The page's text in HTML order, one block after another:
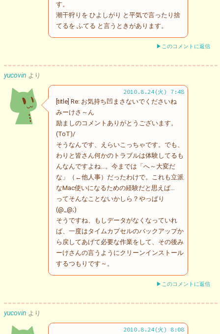
す。
潮干狩りを ひよしがり と平気で言ったり捨
てるを ふてる と言うときがあります。
▶このコメントに返信
yucovin より
2010.8.24(火) 7:48
[title] Re: お気持ち凹まさないでくださいね
みーけさ～ん
励ましのコメントありがとうございます。
(ToT)/
そうなんです、えらいこっちゃです。でも、
わりと皆さん何かのトラブルは体験してるも
んなんですよね…。今までは「へ～大変だ
な」（←他人事）だったわけで。これも立派
なMac使いになるための経験だと思えば…
ってそんなことないかしら？やっぱり
(@_@;)
そうですね、もしデータがなくなっていれ
ば、一度はタイムカプセルのバックアップか
ら戻してあげて必要な作業をして、その後み
ーけさんの言うようにクリーンインストール
するつもりです～。
▶このコメントに返信
yucovin より
2010.8.24(火) 8:08